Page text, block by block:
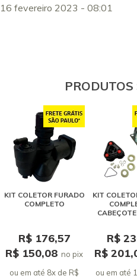
16 fevereiro 2023 - 08:01
KIT COLETOR FURADO
COMPLETO
R$ 176,57
R$ 150,08no pix
ou em até 8x de R$
KIT
R$
R$
ou em até